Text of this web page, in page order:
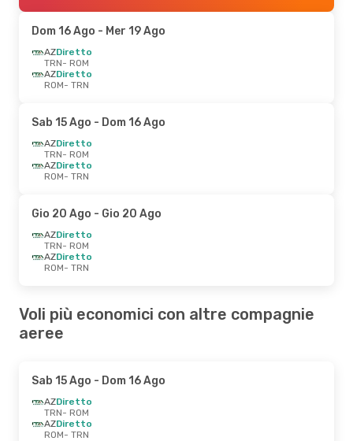
Dom 16 Ago - Mer 19 Ago
AZDiretto
TRN- ROM
AZDiretto
ROM- TRN
Sab 15 Ago - Dom 16 Ago
AZDiretto
TRN- ROM
AZDiretto
ROM- TRN
Gio 20 Ago - Gio 20 Ago
AZDiretto
TRN- ROM
AZDiretto
ROM- TRN
Voli più economici con altre compagnie
aeree
Sab 15 Ago - Dom 16 Ago
AZDiretto
TRN- ROM
AZDiretto
ROM- TRN